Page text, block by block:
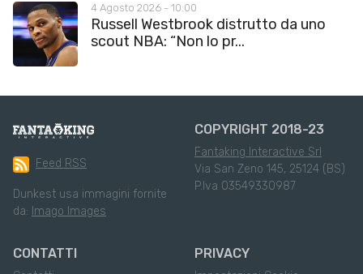
4 Agosto 2026 - 10:00
Russell Westbrook distrutto da uno
scout NBA: “Non lo pr...
Feed RSS
Dunkest usa immagini fornite
da: Imago Images
COPYRIGHT 2018-23
Fantaking Interactive Srl
Via San Zeno 145, 25124 (BS)
P.Iva 03549330987
CONTATTI PRIVACY